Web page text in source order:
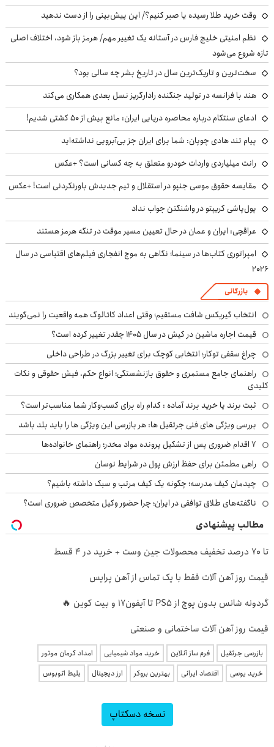
وقت خرید طلا رسیده یا صبر کنیم؟/ این پیش‌بینی را از دست ندهید
نظم امنیتی خلیج فارس در آستانه یک تغییر مهم/ هرمز باز شود، اختلاف اصلی
تازه شروع می‌شود
سخت‌ترین و تاریک‌ترین سال در تاریخ بشر چه سالی بود؟
هند با فرانسه در تولید جنگنده رادارگریز نسل بعدی همکاری می‌کند
ادعای سنتکام درباره محاصره دریایی ایران: مانع بیش از ۵۰ کشتی شدیم!
پیام تند هادی چوپان: شما برای ایران جز بی‌آبرویی نداشته‌اید
رانت میلیاردی واردات خودرو متعلق به چه کسانی است؟ +عکس
مقایسه حقوق موسی جنپو در استقلال و تیم جدیدش باورنکردنی است! +عکس
پول‌پاشی کریپتو در واشنگتن جواب نداد
عراقچی: ایران و عمان در حال تعیین مسیر موقت در تنگه هرمز هستند
امپراتوری کتاب‌ها در سینما؛ نگاهی به موج انفجاری فیلم‌های اقتباسی در سال
۲۰۲۶
بازرگانی
انتخاب گیربکس شافت مستقیم؛ وقتی اعداد کاتالوگ همه واقعیت را نمی‌گویند
قیمت اجاره ماشین در کیش در سال ۱۴۰۵ چقدر تغییر کرده است؟
چراغ سقفی توکار؛ انتخابی کوچک برای تغییر بزرگ در طراحی داخلی
راهنمای جامع مستمری و حقوق بازنشستگی؛ انواع حکم، فیش حقوقی و نکات
کلیدی
ثبت برند یا خرید برند آماده : کدام راه برای کسب‌وکار شما مناسب‌تر است؟
بررسی ویژگی های فنی جرثقیل ها: هر بازرسی این ویژگی ها را باید بلد باشد
۷ اقدام ضروری پس از تشکیل پرونده مواد مخدر؛ راهنمای خانواده‌ها
راهی مطمئن برای حفظ ارزش پول در شرایط نوسان
چیدمان کیف مدرسه؛ چگونه یک کیف مرتب و سبک داشته باشیم؟
ناگفته‌های طلاق توافقی در ایران؛ چرا حضور وکیل متخصص ضروری است؟
مطالب پیشنهادی
تا 70 درصد تخفیف محصولات جین وست + خرید در 4 قسط
قیمت روز آهن آلات فقط با یک تماس از آهن پرایس
گردونه شانس بدون پوچ از PS5 تا آیفون17 و بیت کوین 🔥
قیمت روز آهن آلات ساختمانی و صنعتی
بازرسی جرثقیل فرم ساز آنلاین خرید مواد شیمیایی
امداد کرمان موتور
خرید یوسی
اقتصاد ایرانی بهترین بروکر ارز دیجیتال بلیط اتوبوس
نسخه دسکتاپ